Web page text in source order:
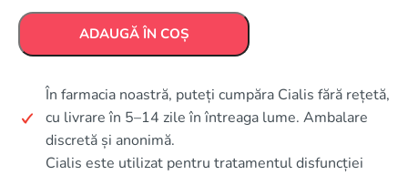
ADAUGĂ ÎN COȘ
În farmacia noastră, puteți cumpăra Cialis fără rețetă,
cu livrare în 5–14 zile în întreaga lume. Ambalare
discretă și anonimă.
Cialis este utilizat pentru tratamentul disfuncției